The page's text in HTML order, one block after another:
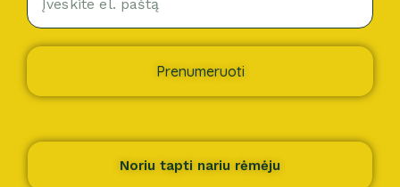
Prenumeruoti
Noriu tapti nariu rėmėju